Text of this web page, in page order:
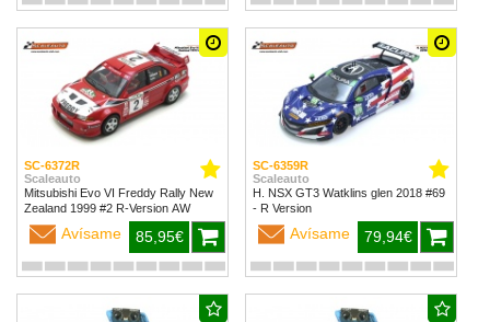
SC-6372R
Scaleauto
Mitsubishi Evo VI Freddy Rally New
Zealand 1999 #2 R-Version AW
Avísame 85,95€
SC-6359R
Scaleauto
H. NSX GT3 Watklins glen 2018 #69
- R Version
Avísame 79,94€